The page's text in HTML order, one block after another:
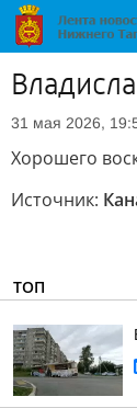
31 мая 2026,
Хорошего
Источник:
ТОП